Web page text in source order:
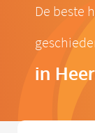
De beste
in